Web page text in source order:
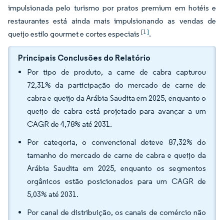
impulsionada pelo turismo por pratos premium em hotéis e
restaurantes está ainda mais impulsionando as vendas de
queijo estilo gourmet e cortes especiais [1].
Principais Conclusões do Relatório
Por tipo de produto, a carne de cabra capturou
72,31% da participação do mercado de carne de
cabra e queijo da Arábia Saudita em 2025, enquanto o
queijo de cabra está projetado para avançar a um
CAGR de 4,78% até 2031.
Por categoria, o convencional deteve 87,32% do
tamanho do mercado de carne de cabra e queijo da
Arábia Saudita em 2025, enquanto os segmentos
orgânicos estão posicionados para um CAGR de
5,03% até 2031.
Por canal de distribuição, os canais de comércio não